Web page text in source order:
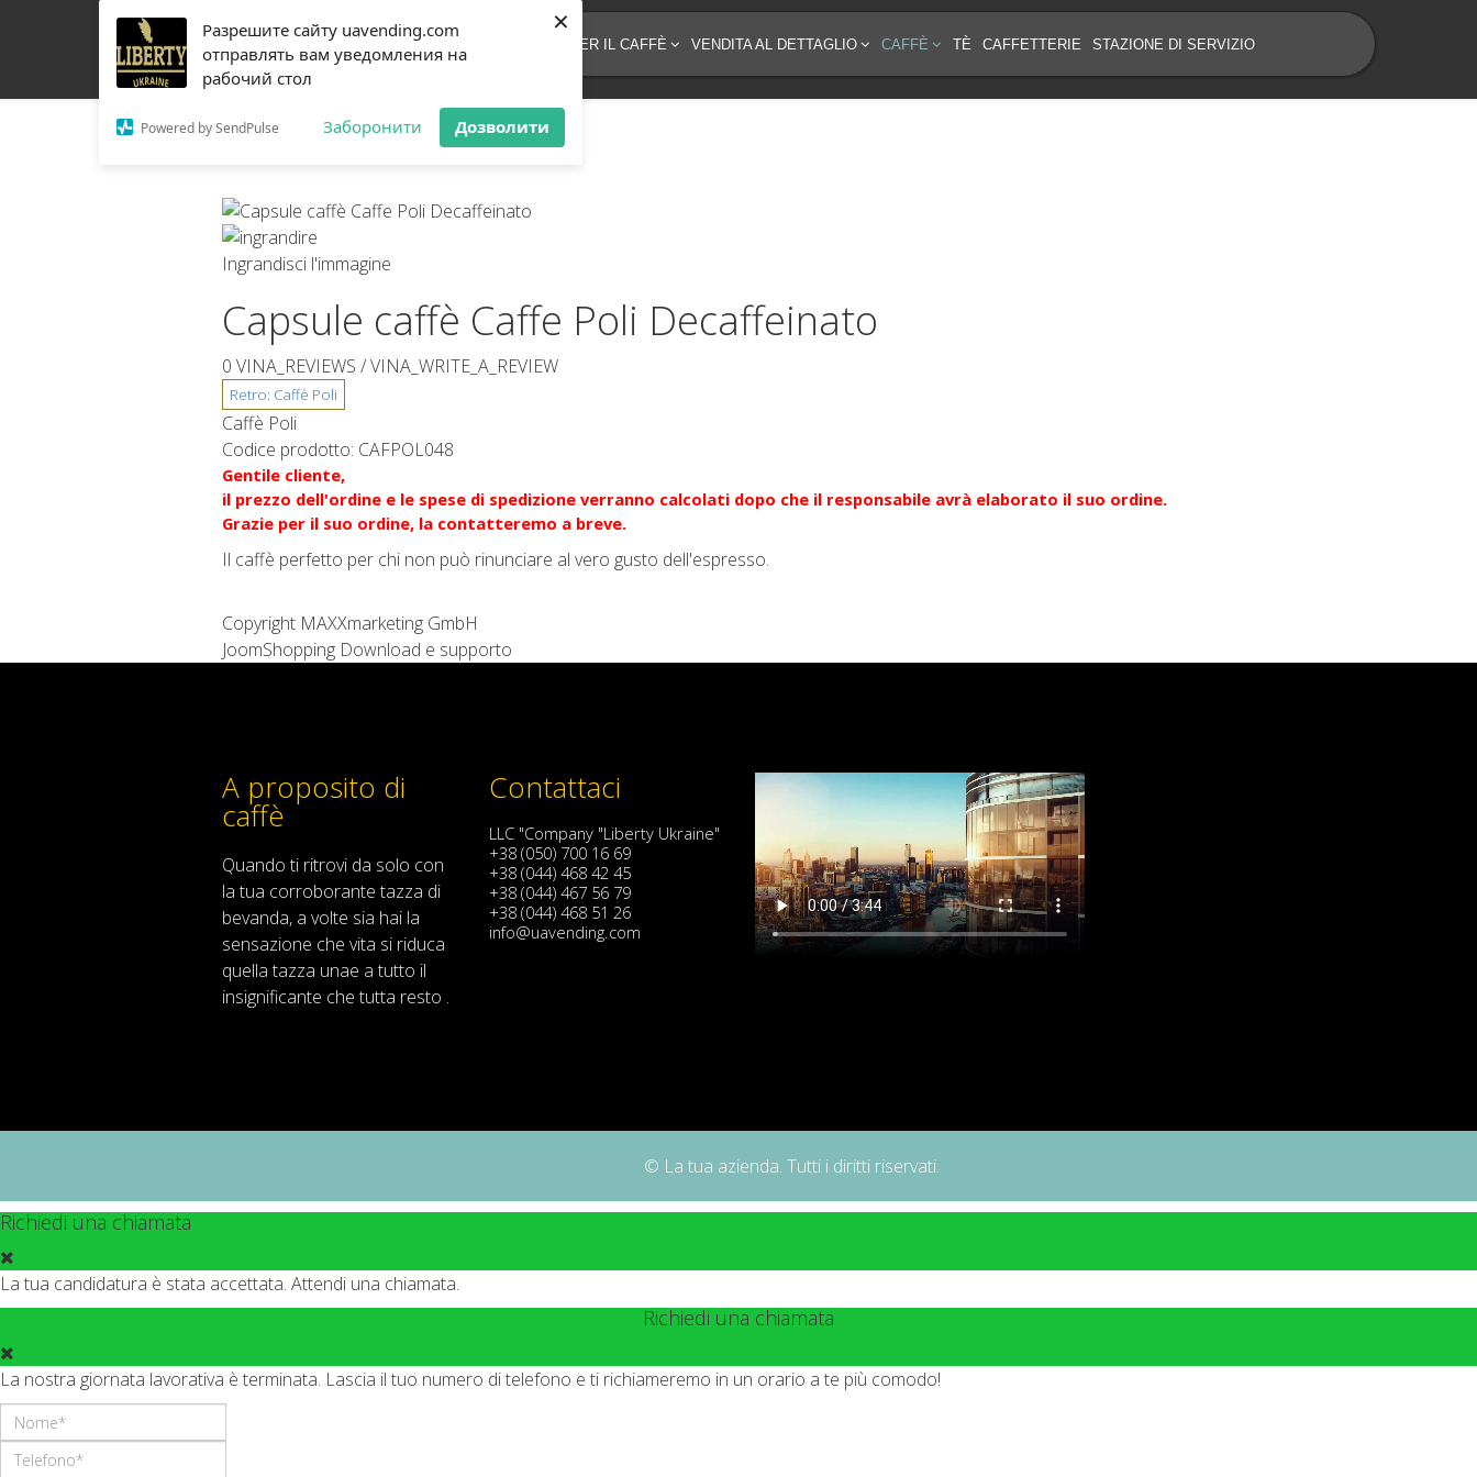
Разрешите сайту uavending.com
отправлять вам уведомления на
рабочий стол
Powered by SendPulse Заборонити Дозволити
×
FILTRAZIONE RRO ATTREZZATURA PER IL CAFFÈ VENDITA AL DETTAGLIO CAFFÈ TÈ CAFFETTERIE STAZIONE DI SERVIZIO
Ingrandisci l'immagine
Capsule caffè Caffe Poli Decaffeinato
0 VINA_REVIEWS /VINA_WRITE_A_REVIEW
Caffè Poli
Codice prodotto: CAFPOL048
Gentile cliente,
il prezzo dell'ordine e le spese di spedizione verranno calcolati dopo che il responsabile avrà elaborato il suo ordine.
Grazie per il suo ordine, la contatteremo a breve.
Il caffè perfetto per chi non può rinunciare al vero gusto dell'espresso.
Copyright MAXXmarketing GmbH
JoomShopping Download e supporto
A proposito di
caffè
Quando ti ritrovi da solo con
la tua corroborante tazza di
bevanda, a volte sia hai la
sensazione che vita si riduca
quella tazza unae a tutto il
insignificante che tutta resto .
Contattaci
LLC "Company "Liberty Ukraine"
+38 (050) 700 16 69
+38 (044) 468 42 45
+38 (044) 467 56 79
+38 (044) 468 51 26
info@uavending.com
© La tua azienda. Tutti i diritti riservati.
Richiedi una chiamata
La tua candidatura è stata accettata. Attendi una chiamata.
Richiedi una chiamata
La nostra giornata lavorativa è terminata. Lascia il tuo numero di telefono e ti richiameremo in un orario a te più comodo!